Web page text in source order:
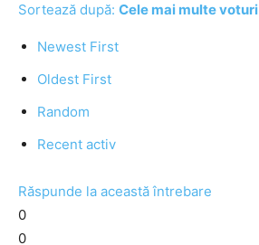
Sortează după: Cele mai multe voturi
Newest First
Oldest First
Random
Recent activ
Răspunde la această întrebare
0
0